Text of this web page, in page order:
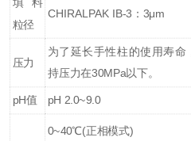
粒径
CHIRALPAK IB-3：3μm
压力
为了延长手性柱的使用寿命
持压力在30MPa以下。
pH值 pH 2.0~9.0
0~40℃(正相模式)